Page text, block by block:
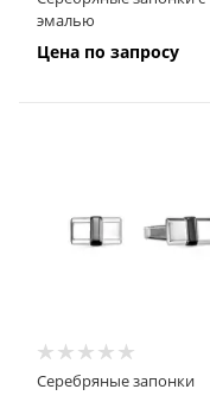
эмалью
Цена по запросу
Серебряные запонки